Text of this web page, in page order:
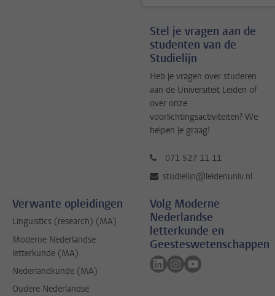
Stel je vragen aan de
studenten van de
Studielijn
Heb je vragen over studeren
aan de Universiteit Leiden of
over onze
voorlichtingsactiviteiten? We
helpen je graag!
071 527 11 11
studielijn@leidenuniv.nl
Verwante opleidingen
Linguistics (research) (MA)
Moderne Nederlandse
letterkunde (MA)
Nederlandkunde (MA)
Oudere Nederlandse
Volg Moderne
Nederlandse
letterkunde en
Geesteswetenschappen
Volg ons op linkedin
Volg ons op instagram
Volg ons op